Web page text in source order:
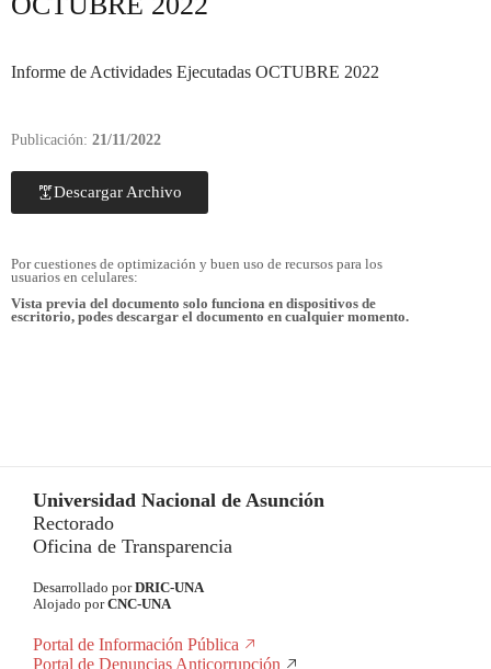
Informe de Actividades Ejecutadas OCTUBRE 2022
Publicación: 21/11/2022
Descargar Archivo
Por cuestiones de optimización y buen uso de recursos para los
usuarios en celulares:
Vista previa del documento solo funciona en dispositivos de
escritorio, podes descargar el documento en cualquier momento.
Universidad Nacional de Asunción
Rectorado
Oficina de Transparencia
Desarrollado porDRIC-UNA
Alojado porCNC-UNA
Portal de Información Pública
Portal de Denuncias Anticorrupción